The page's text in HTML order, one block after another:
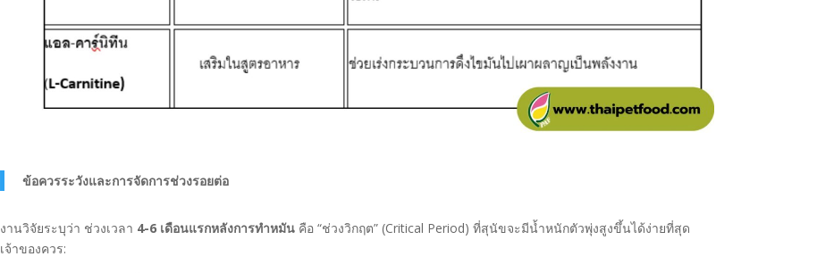
ข้อควรระวังและการจัดการช่วงรอยต่อ
งานวิจัยระบุว่า ช่วงเวลา 4-6 เดือนแรกหลังการทำหมัน คือ “ช่วงวิกฤต” (Critical Period) ที่สุนัขจะมีน้ำหนักตัวพุ่งสูงขึ้นได้ง่ายที่สุด
เจ้าของควร: